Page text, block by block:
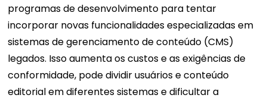
programas de desenvolvimento para tentar
incorporar novas funcionalidades especializadas em
sistemas de gerenciamento de conteúdo (CMS)
legados. Isso aumenta os custos e as exigências de
conformidade, pode dividir usuários e conteúdo
editorial em diferentes sistemas e dificultar a